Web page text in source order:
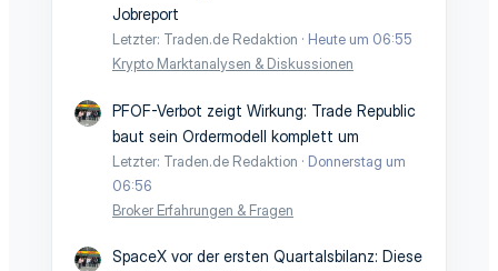
Jobreport
Letzter: Traden.de Redaktion
Heute um 06:55
Krypto Marktanalysen & Diskussionen
PFOF-Verbot zeigt Wirkung: Trade Republic
baut sein Ordermodell komplett um
Letzter: Traden.de Redaktion
Donnerstag um
06:56
Broker Erfahrungen & Fragen
SpaceX vor der ersten Quartalsbilanz: Diese